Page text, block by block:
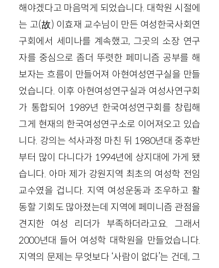
해야겠다고 마음먹게 되었습니다. 대학원 시절에
는 고(故) 이효재 교수님이 만든 여성한국사회연
구회에서 세미나를 계속했고, 그곳의 소장 연구
자를 중심으로 좀더 뚜렷한 페미니즘 공부를 해
보자는 흐름이 만들어져 아현여성연구실을 만들
었습니다. 이후 아현여성연구실과 여성사연구회
가 통합되어 1989년 한국여성연구회를 창립해
그게 현재의 한국여성연구소로 이어져오고 있습
니다. 강의는 석사과정 마친 뒤 1980년대 중후반
부터 많이 다니다가 1994년에 상지대에 가게 됐
습니다. 아마 제가 강원지역 최초의 여성학 전임
교수였을 겁니다. 지역 여성운동과 조우하고 활
동할 기회도 많아졌는데 지역에 페미니즘 관점을
견지한 여성 리더가 부족하더라고요. 그래서
2000년대 들어 여성학 대학원을 만들었습니다.
지역의 문제는 무엇보다 ‘사람이 없다’는 건데, 그